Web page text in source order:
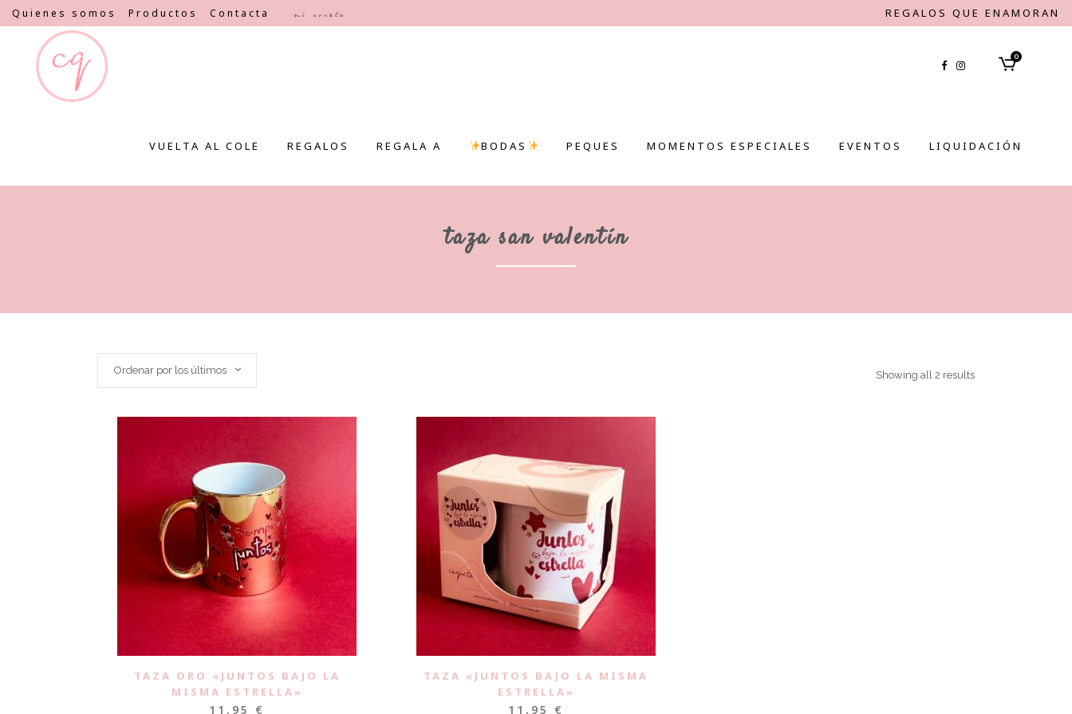
Quienes somos Productos Contacta Mi cuenta REGALOS QUE ENAMORAN
0
VUELTA AL COLE REGALOS REGALA A BODAS PEQUES MOMENTOS ESPECIALES EVENTOS LIQUIDACIÓN
taza san valentín
Showing all 2 results
Ordenar por los últimos
TAZA ORO «JUNTOS BAJO LA
MISMA ESTRELLA»
11,95 €
TAZA «JUNTOS BAJO LA MISMA
ESTRELLA»
11,95 €